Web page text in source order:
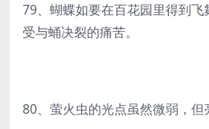
79、蝴蝶如要在百花园里得到
受与蛹决裂的痛苦。
80、萤火虫的光点虽然微弱，但